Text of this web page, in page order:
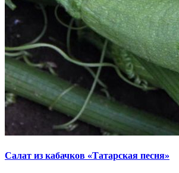
Салат из кабачков «Татарская песня»